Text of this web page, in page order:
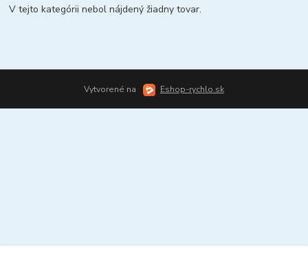
V tejto kategórii nebol nájdený žiadny tovar.
Vytvorené na Eshop-rychlo.sk